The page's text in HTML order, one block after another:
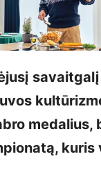
medalius,
kuris